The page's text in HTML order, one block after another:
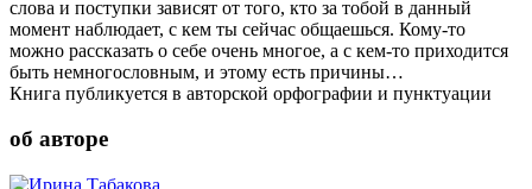
слова и поступки зависят от того, кто за тобой в данный
момент наблюдает, с кем ты сейчас общаешься. Кому-то
можно рассказать о себе очень многое, а с кем-то приходится
быть немногословным, и этому есть причины…
Книга публикуется в авторской орфографии и пунктуации
об авторе